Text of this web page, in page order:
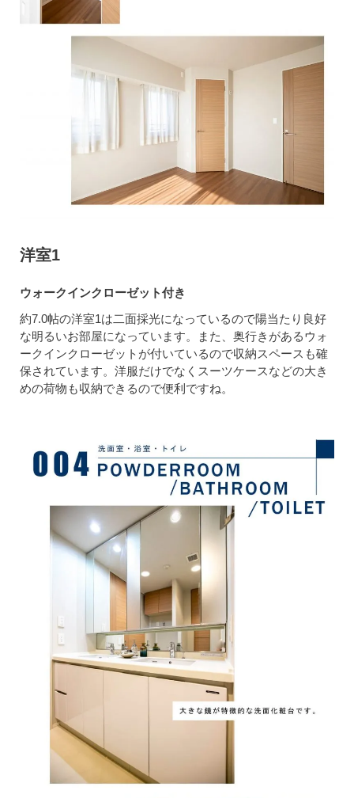
洋室1
ウォークインクローゼット付き
約7.0帖の洋室1は二面採光になっているので陽当たり良好
な明るいお部屋になっています。また、奥行きがあるウォ
ークインクローゼットが付いているので収納スペースも確
保されています。洋服だけでなくスーツケースなどの大き
めの荷物も収納できるので便利ですね。